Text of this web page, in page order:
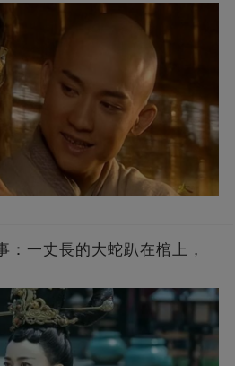
：一丈長的大蛇趴在棺上，